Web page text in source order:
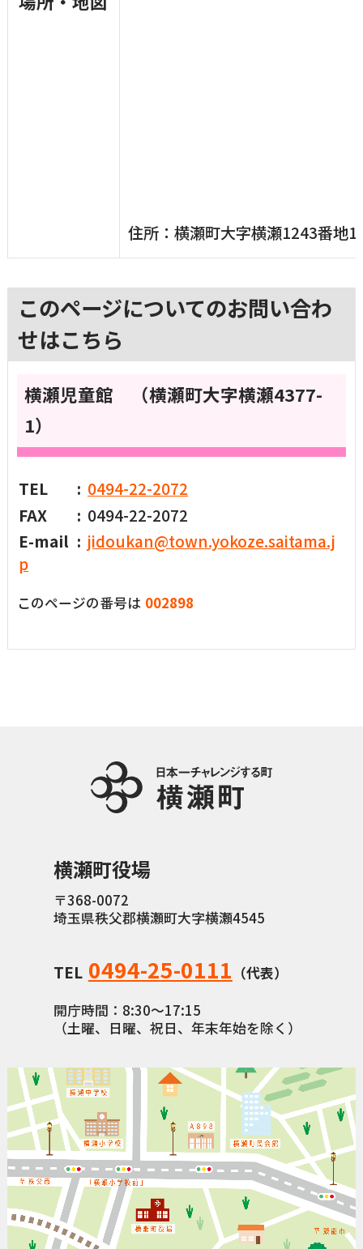
住所：横瀬町大字横瀬1243番地1
このページについてのお問い合わ
せはこちら
横瀬児童館 （横瀬町大字横瀬4377-
1）
TEL
0494-22-2072
FAX
0494-22-2072
E-mail
jidoukan@town.yokoze.saitama.j
p
このページの番号は 002898
横瀬町役場
〒368-0072
埼玉県秩父郡横瀬町大字横瀬4545
TEL 0494-25-0111 （代表）
開庁時間：8:30〜17:15
（土曜、日曜、祝日、年末年始を除く）